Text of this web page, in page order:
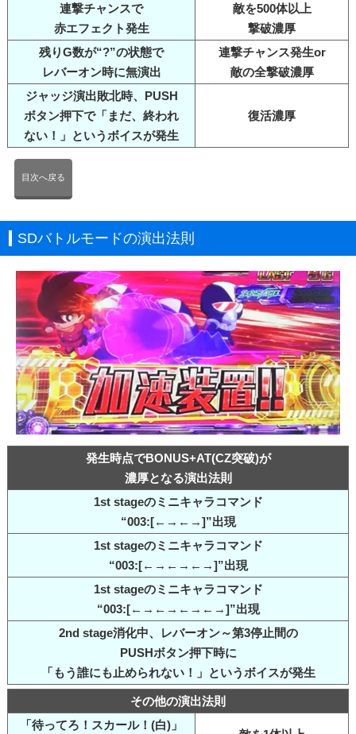
連撃チャンスで
赤エフェクト発生
敵を500体以上
撃破濃厚
残りG数が“?”の状態で
レバーオン時に無演出
連撃チャンス発生or
敵の全撃破濃厚
ジャッジ演出敗北時、PUSH
ボタン押下で「まだ、終われ
ない！」というボイスが発生
復活濃厚
目次へ戻る
SDバトルモードの演出法則
発生時点でBONUS+AT(CZ突破)が
濃厚となる演出法則
1st stageのミニキャラコマンド
“003:[←→←→]”出現
1st stageのミニキャラコマンド
“003:[←→←→←→]”出現
1st stageのミニキャラコマンド
“003:[←→←→←→←→]”出現
2nd stage消化中、レバーオン～第3停止間の
PUSHボタン押下時に
「もう誰にも止められない！」というボイスが発生
その他の演出法則
「待ってろ！スカール！(白)」